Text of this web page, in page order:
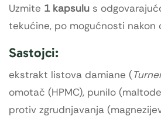
Uzmite 1 kapsulu s
tekućine, po mogućnosti nakon
Sastojci:
ekstrakt listova damiane (
omotač (HPMC), punilo
protiv zgrudnjavanja